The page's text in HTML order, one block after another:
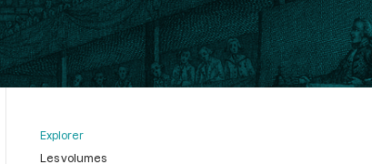
Explorer
Les volumes